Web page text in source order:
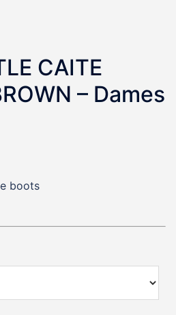
CAITE
– Dames
boots